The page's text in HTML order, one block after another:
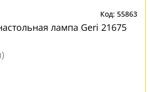
Код: 55863
лампа Geri 21675